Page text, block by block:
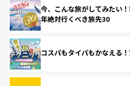
今、こんな旅がしてみたい
年絶対行くべき旅先30
コスパもタイパもかなえる